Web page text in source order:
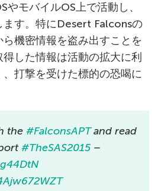
やモバイルOS上で活動し、
ます。特にDesert Falconsの
機密情報を盗み出すことを
した情報は活動の拡大に利
打撃を受けた標的の恐喝に
the #FalconsAPTand read
#TheSAS2015 –